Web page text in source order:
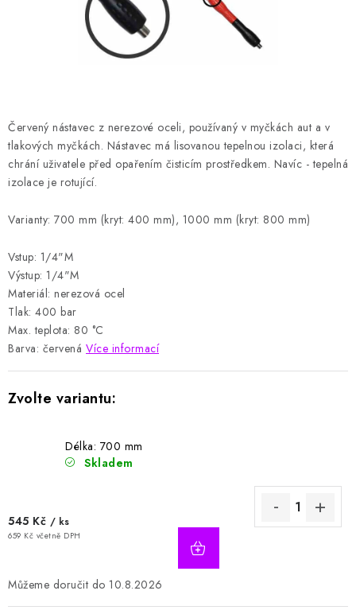
Jak nakupovat
Kontakty
Červený nástavec z nerezové oceli, používaný v myčkách aut a v
tlakových myčkách. Nástavec má lisovanou tepelnou izolaci, která
chrání uživatele před opařením čisticím prostředkem. Navíc - tepelná
izolace je rotující.
Varianty: 700 mm (kryt: 400 mm), 1000 mm (kryt: 800 mm)
Vstup: 1/4"M
Výstup: 1/4"M
Materiál: nerezová ocel
Tlak: 400 bar
Max. teplota: 80 °C
Barva: červená Více informací
Délka: 700 mm
Skladem
545 Kč / ks
659 Kč včetně DPH
10.8.2026